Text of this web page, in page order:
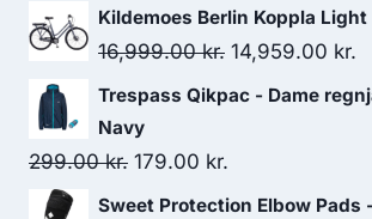
price
was:
price
is:
Kildemoes Berlin Koppla Light
16,999.00kr. Original
price
14,959.00 kr.
Trespass Qikpac - Dame
Navy
299.00kr. Original
price
179.00 kr.
price
Sweet Protection Elbow Pads